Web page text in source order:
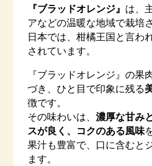
『ブラッドオレンジ』 は、
アなどの温暖な地域で栽培
日本では、柑橘王国と言わ
されています。
『ブラッドオレンジ』の果
づき、ひと目で印象に残る
徴です。
その味わいは、 濃厚な甘み
スが良く、コクのある風味
果汁も豊富で、口に含むと
ます。